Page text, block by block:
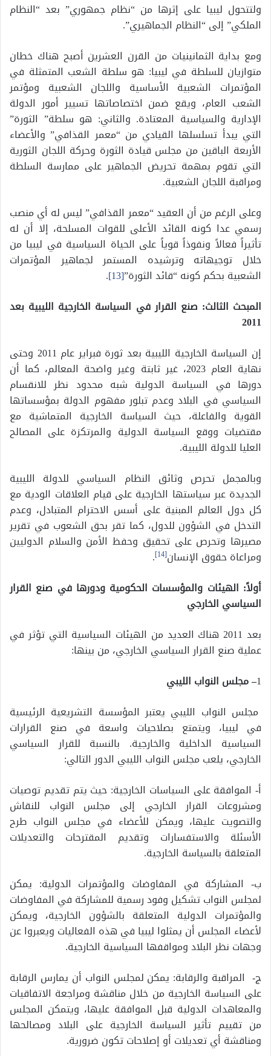
ولتتحول ليبيا على إثرها من “نظام جمهوري” بعد “النظام
الملكي” إلى “النظام الجماهيري”.
ومع بداية الثمانينيات من القرن العشرين أصبح هناك خطان
متوازيان للسلطة في ليبيا: هو سلطة الشعب المتمثلة في
المؤتمرات الشعبية الأساسية واللجان الشعبية ومؤتمر
الشعب العام، ويقع ضمن اختصاصاتها تسيير أمور الدولة
الإدارية والسياسية المعتادة. والثاني: هو سلطة” الثورة”
التي يبدأ تسلسلها القيادي من “معمر القذافي” والأعضاء
الأربعة الباقين من مجلس قيادة الثورة وحركة اللجان الثورية
التي تقوم بمهمة تحريض الجماهير على ممارسة السلطة
ومراقبة اللجان الشعبية.
وعلى الرغم من أن العقيد “معمر القذافي” ليس له أي منصب
رسمي عدا كونه القائد الأعلى للقوات المسلحة، إلا أن له
تأثيراً فعالاً ونفوذاً قوياً على الحياة السياسية في ليبيا من
خلال توجيهاته وترشيده المستمر لجماهير المؤتمرات
الشعبية بحكم كونه “قائد الثورة”[13]
.
المبحث الثالث: صنع القرار في السياسة الخارجية الليبية بعد
2011
إن السياسة الخارجية الليبية بعد ثورة فبراير عام 2011 وحتى
نهاية العام 2023، غير ثابتة وغير واضحة المعالم، كما أن
دورها في السياسة الدولية شبه محدود نظر للانقسام
السياسي في البلاد وعدم تبلور مفهوم الدولة بمؤسساتها
القوية والفاعلة، حيث السياسة الخارجية المتماشية مع
مقتضيات ووقع السياسة الدولية والمرتكزة على المصالح
العليا للدولة الليبية.
وبالمجمل تحرص وثائق النظام السياسي للدولة الليبية
الجديدة عبر سياستها الخارجية على قيام العلاقات الودية مع
كل دول العالم المبنية على أسس الاحترام المتبادل، وعدم
التدخل في الشؤون للدول، كما تقر بحق الشعوب في تقرير
مصيرها وتحرص على تحقيق وحفظ الأمن والسلام الدوليين
ومراعاة حقوق الإنسان[14]
.
أولاً: الهيئات والمؤسسات الحكومية ودورها في صنع القرار
السياسي الخارجي
بعد 2011 هناك العديد من الهيئات السياسية التي تؤثر في
عملية صنع القرار السياسي الخارجي، من بينها:
1– مجلس النواب الليبي
مجلس النواب الليبي يعتبر المؤسسة التشريعية الرئيسية
في ليبيا، ويتمتع بصلاحيات واسعة في صنع القرارات
السياسية الداخلية والخارجية. بالنسبة للقرار السياسي
الخارجي، يلعب مجلس النواب الليبي الدور التالي:
أ- الموافقة على السياسات الخارجية: حيث يتم تقديم توصيات
ومشروعات القرار الخارجي إلى مجلس النواب للنقاش
والتصويت عليها، ويمكن للأعضاء في مجلس النواب طرح
الأسئلة والاستفسارات وتقديم المقترحات والتعديلات
المتعلقة بالسياسة الخارجية.
ب- المشاركة في المفاوضات والمؤتمرات الدولية: يمكن
لمجلس النواب تشكيل وفود رسمية للمشاركة في المفاوضات
والمؤتمرات الدولية المتعلقة بالشؤون الخارجية، ويمكن
لأعضاء المجلس أن يمثلوا ليبيا في هذه الفعاليات ويعبروا عن
وجهات نظر البلاد ومواقفها السياسية الخارجية.
ج- المراقبة والرقابة: يمكن لمجلس النواب أن يمارس الرقابة
على السياسة الخارجية من خلال مناقشة ومراجعة الاتفاقيات
والمعاهدات الدولية قبل الموافقة عليها، ويتمكن المجلس
من تقييم تأثير السياسة الخارجية على البلاد ومصالحها
ومناقشة أي تعديلات أو إصلاحات تكون ضرورية.